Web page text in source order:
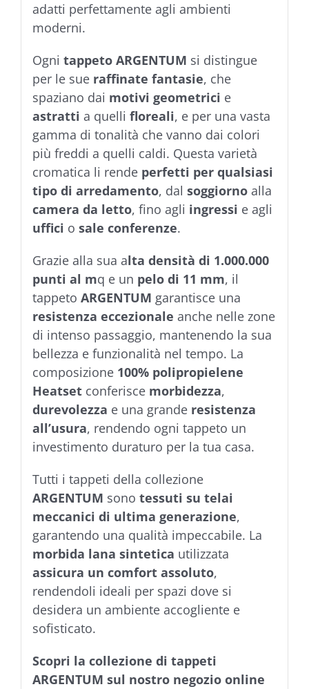
adatti perfettamente agli ambienti
moderni.
Ogni tappeto ARGENTUM si distingue
per le sue raffinate fantasie, che
spaziano dai motivi geometrici e
astratti a quelli floreali, e per una vasta
gamma di tonalità che vanno dai colori
più freddi a quelli caldi. Questa varietà
cromatica li rende perfetti per qualsiasi
tipo di arredamento, dal soggiornoalla
camera da letto, fino agli ingressi e agli
uffici o sale conferenze.
Grazie alla sua alta densità di 1.000.000
punti al mq e un pelo di 11 mm, il
tappeto ARGENTUM garantisce una
resistenza eccezionale anche nelle zone
di intenso passaggio, mantenendo la sua
bellezza e funzionalità nel tempo. La
composizione 100% polipropielene
Heatsetconferisce morbidezza,
durevolezza e una grande resistenza
all’usura, rendendo ogni tappeto un
investimento duraturo per la tua casa.
Tutti i tappeti della collezione
ARGENTUM sono tessuti su telai
meccanici di ultima generazione,
garantendo una qualità impeccabile. La
morbida lana sintetica utilizzata
assicura un comfort assoluto,
rendendoli ideali per spazi dove si
desidera un ambiente accogliente e
sofisticato.
Scopri la collezione di tappeti
ARGENTUM sul nostro negozio online